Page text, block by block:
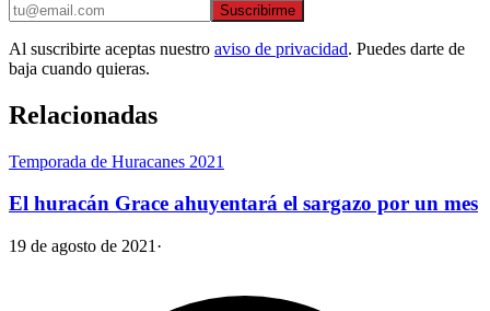
Suscribirme
Al suscribirte aceptas nuestro aviso de privacidad. Puedes darte de
baja cuando quieras.
Relacionadas
Temporada de Huracanes 2021
El huracán Grace ahuyentará el sargazo por un mes
19 de agosto de 2021 ·